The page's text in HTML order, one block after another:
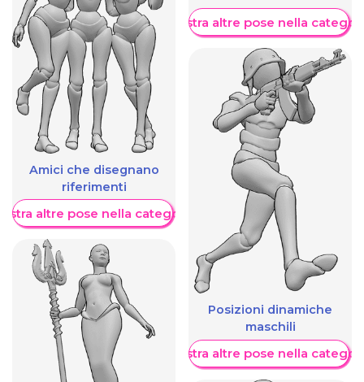
Amici che disegnano
riferimenti
altre pose nella categoria
Mostra altre pose nella
Posizioni dinamiche
maschili
Mostra altre pose nella